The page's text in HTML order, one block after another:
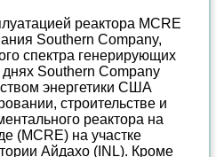
реактора MCRE
Southern Company,
спектра генерирующих
Southern Company
энергетики США
строительстве и
реактора на
(MCRE) на участке
Айдахо (INL). Кроме